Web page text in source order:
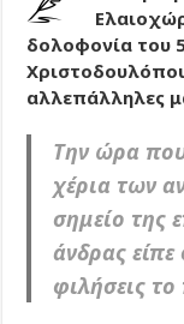
δολοφονία του
αλλεπάλληλες
Την ώρα
χέρια των
σημείο της
άνδρας
φιλήσεις